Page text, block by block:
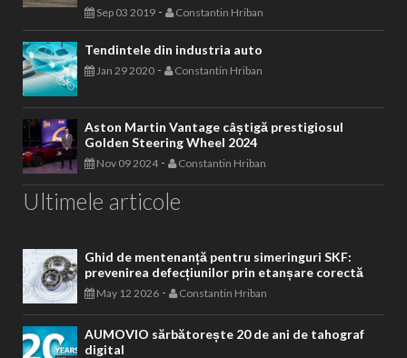
Sep 03 2019 - Constantin Hriban
Tendintele din industria auto
Jan 29 2020 - Constantin Hriban
Aston Martin Vantage câștigă prestigiosul
Golden Steering Wheel 2024
Nov 09 2024- Constantin Hriban
Ultimele articole
Ghid de mentenanță pentru simeringuri SKF:
prevenirea defecțiunilor prin etanșare corectă
May 12 2026 - Constantin Hriban
AUMOVIO sărbătorește 20 de ani de tahograf
digital